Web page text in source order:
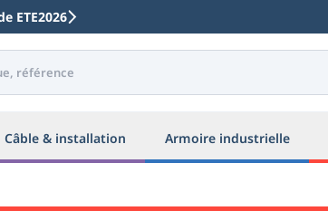
ETE2026
Câble & installation Armoire industrielle